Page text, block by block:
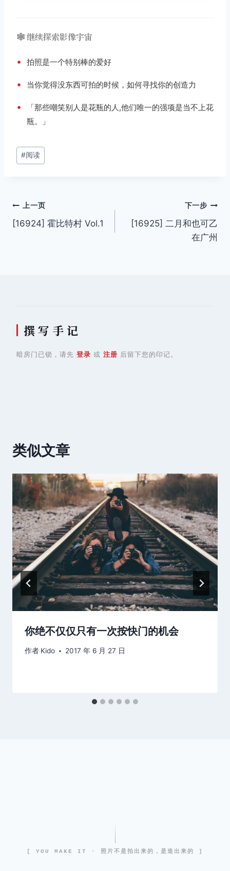
🕸️ 继续探索影像宇宙
• 拍照是一个特别棒的爱好
• 当你觉得没东西可拍的时候，如何寻找你的创造力
•
「那些嘲笑别人是花瓶的人,他们唯一的强项是当不上花
瓶。」
文
章
#阅读
文
章
上一页
[16924] 霍比特村 Vol.1
下一步
[16925] 二月和也可乙
在广州
撰 写 手 记
暗房门已锁，请先 登录 或 注册 后留下您的印记。
类似文章
你绝不仅仅只有一次按快门的机会
作者 Kido 2017 年 6 月 27 日
[ YOU MAKE IT · 照片不是拍出来的，是造出来的 ]